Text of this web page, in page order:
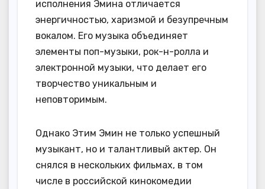
исполнения Эмина отличается
энергичностью, харизмой и безупречным
вокалом. Его музыка объединяет
элементы поп-музыки, рок-н-ролла и
электронной музыки, что делает его
творчество уникальным и
неповторимым.
Однако Этим Эмин не только успешный
музыкант, но и талантливый актер. Он
снялся в нескольких фильмах, в том
числе в российской кинокомедии